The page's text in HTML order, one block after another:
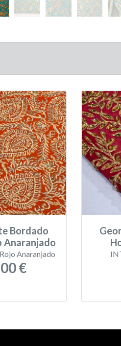
Bordado
Anaranjado
Anaranjado
€